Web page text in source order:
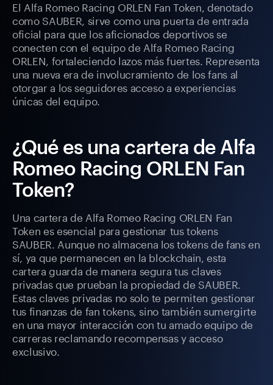
El Alfa Romeo Racing ORLEN Fan Token, denotado
como SAUBER, sirve como una puerta de entrada
oficial para que los aficionados deportivos se
conecten con el equipo de Alfa Romeo Racing
ORLEN, fortaleciendo lazos más fuertes. Representa
una nueva era de involucramiento de los fans al
otorgar a los seguidores acceso a experiencias
únicas del equipo.
¿Qué es una cartera de Alfa
Romeo Racing ORLEN Fan
Token?
Una cartera de Alfa Romeo Racing ORLEN Fan
Token es esencial para gestionar tus tokens
SAUBER. Aunque no almacena los tokens de fans en
sí, ya que permanecen en la blockchain, esta
cartera guarda de manera segura tus claves
privadas que prueban la propiedad de SAUBER.
Estas claves privadas no solo te permiten gestionar
tus finanzas de fan tokens, sino también sumergirte
en una mayor interacción con tu amado equipo de
carreras reclamando recompensas y acceso
exclusivo.